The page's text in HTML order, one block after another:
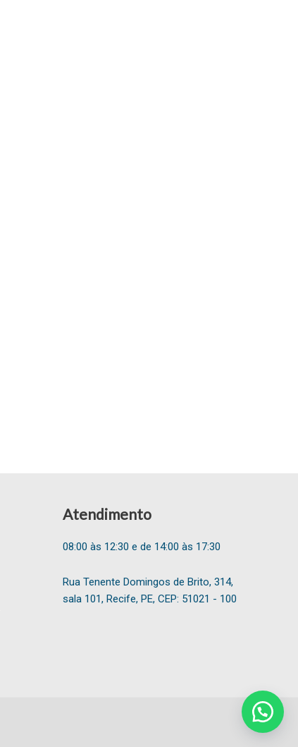
Atendimento
08:00 às 12:30 e de 14:00 às 17:30
Rua Tenente Domingos de Brito, 314,
sala 101, Recife, PE, CEP: 51021 - 100